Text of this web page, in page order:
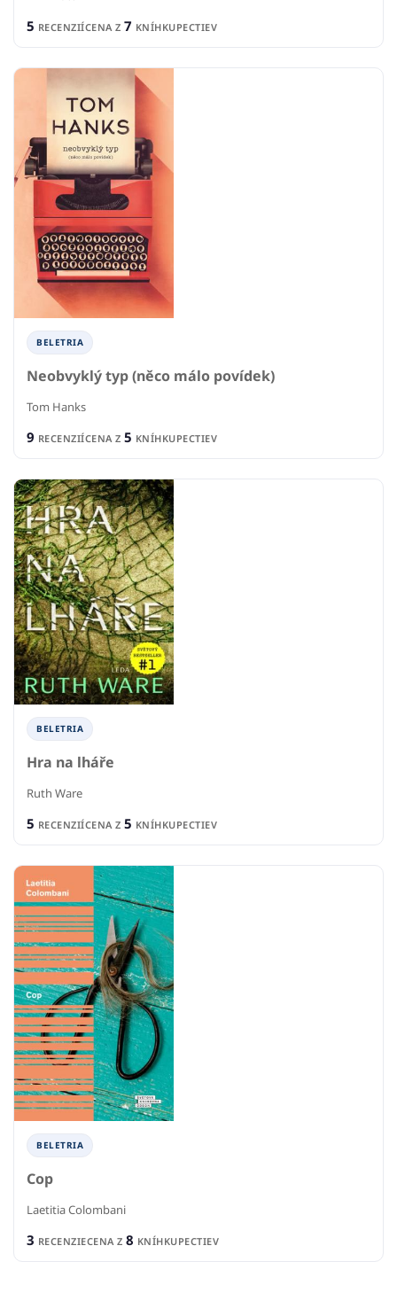
5 RECENZIÍCENA Z 7 KNÍHKUPECTIEV
BELETRIA
Neobvyklý typ (něco málo povídek)
Tom Hanks
9 RECENZIÍCENA Z 5 KNÍHKUPECTIEV
BELETRIA
Hra na lháře
Ruth Ware
5 RECENZIÍCENA Z 5 KNÍHKUPECTIEV
BELETRIA
Cop
Laetitia Colombani
3 RECENZIECENA Z 8 KNÍHKUPECTIEV